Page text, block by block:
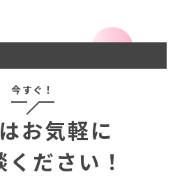
（1時間半〜2時間）＋ 撮影
今すぐ！
お気軽に
ください！